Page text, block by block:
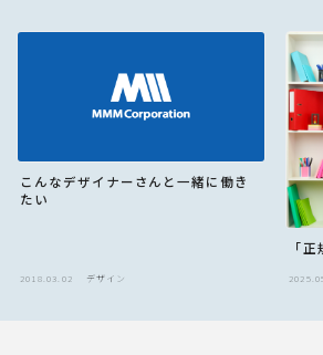
こんなデザイナーさんと一緒に働き
たい
2018.03.02 デザイン
「